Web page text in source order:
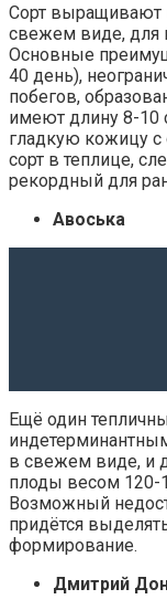
Сорт выращивают
свежем виде, для
Основные
40 день),
побегов,
имеют длину 8-10
гладкую кожицу
сорт в теплице,
рекордный для
Авоська
Ещё один
в свежем виде, и
плоды весом 120-
Возможный
придётся
формирование.
Дмитрий